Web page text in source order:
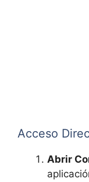
Acceso
Abrir